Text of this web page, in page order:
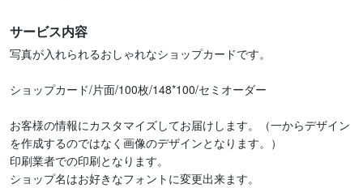
サービス内容
写真が入れられるおしゃれなショップカードです。
ショップカード/片面/100枚/148*100/セミオーダー
お客様の情報にカスタマイズしてお届けします。（一からデザイン
を作成するのではなく画像のデザインとなります。）
印刷業者での印刷となります。
ショップ名はお好きなフォントに変更出来ます。